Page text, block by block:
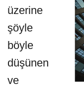
üzerine
şöyle
böyle
düşünen
ve